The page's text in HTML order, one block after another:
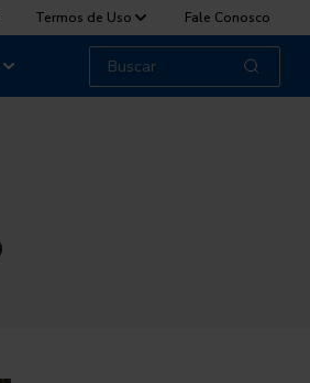
Termos de Uso Fale Conosco